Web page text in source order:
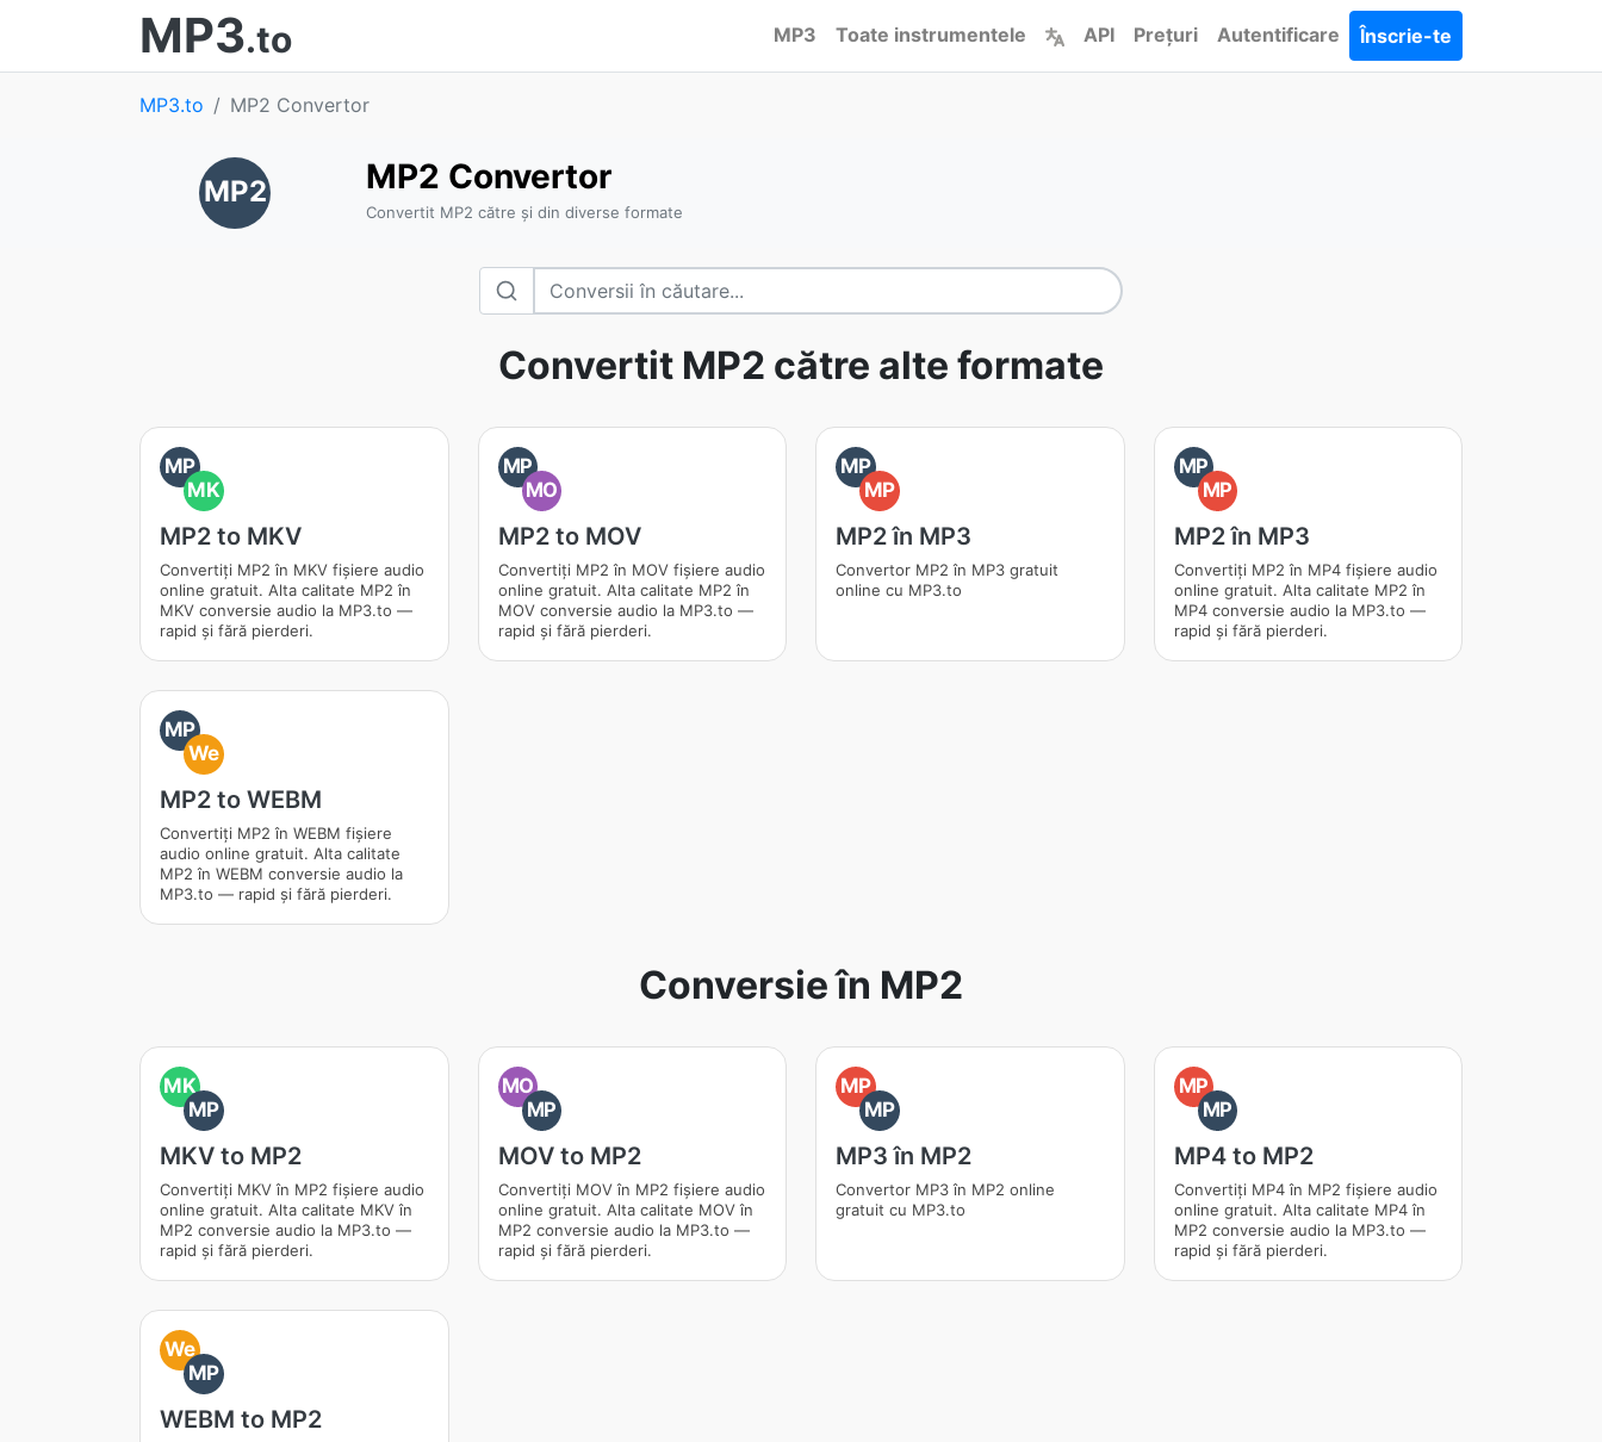
MP3.to MP3 Toate instrumentele API Prețuri Autentificare Înscrie-te
MP3.to MP2 Convertor
MP2 MP2 Convertor
Convertit MP2 către și din diverse formate
Convertit MP2 către alte formate
MP
MK
MP2 to MKV
Convertiți MP2 în MKV fișiere audio
online gratuit. Alta calitate MP2 în
MKV conversie audio la MP3.to —
rapid și fără pierderi.
MP
MO
MP2 to MOV
Convertiți MP2 în MOV fișiere audio
online gratuit. Alta calitate MP2 în
MOV conversie audio la MP3.to —
rapid și fără pierderi.
MP
MP
MP2 în MP3
Convertor MP2 în MP3 gratuit
online cu MP3.to
MP
MP
MP2 în MP3
Convertiți MP2 în MP4 fișiere audio
online gratuit. Alta calitate MP2 în
MP4 conversie audio la MP3.to —
rapid și fără pierderi.
MP
We
MP2 to WEBM
Convertiți MP2 în WEBM fișiere
audio online gratuit. Alta calitate
MP2 în WEBM conversie audio la
MP3.to — rapid și fără pierderi.
Conversie în MP2
MK
MP
MKV to MP2
Convertiți MKV în MP2 fișiere audio
online gratuit. Alta calitate MKV în
MP2 conversie audio la MP3.to —
rapid și fără pierderi.
MO
MP
MOV to MP2
Convertiți MOV în MP2 fișiere audio
online gratuit. Alta calitate MOV în
MP2 conversie audio la MP3.to —
rapid și fără pierderi.
MP
MP
MP3 în MP2
Convertor MP3 în MP2 online
gratuit cu MP3.to
MP
MP
MP4 to MP2
Convertiți MP4 în MP2 fișiere audio
online gratuit. Alta calitate MP4 în
MP2 conversie audio la MP3.to —
rapid și fără pierderi.
We
MP
WEBM to MP2